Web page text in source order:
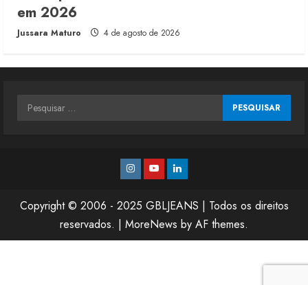
em 2026
Jussara Maturo 4 de agosto de 2026
Pesquisar
Instagram
YoutubeLinkedin
Copyright © 2006 - 2025 GBLJEANS | Todos os direitos
reservados. | MoreNews by AF themes.